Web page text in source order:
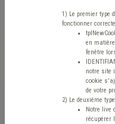
Trouver
Parc naturel
Matière(s) principale(s)
1) Le premier type
fonctionner
en
fenêtre
notre site
cookie
de votre
2) Le deuxième
Notre live
récupérer